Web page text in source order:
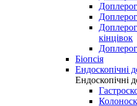
кінцівок
Біопсія
Ендоскопічні
Ендоскопічні